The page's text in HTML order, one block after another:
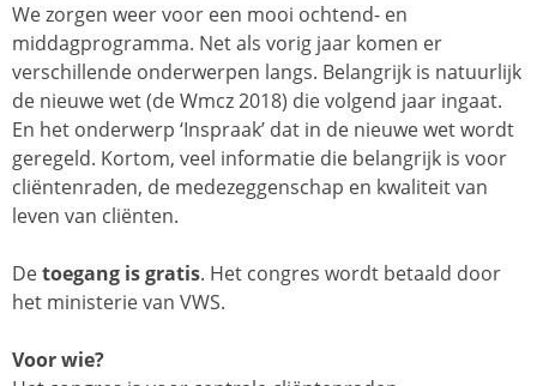
We zorgen weer voor een mooi ochtend- en
middagprogramma. Net als vorig jaar komen er
verschillende onderwerpen langs. Belangrijk is natuurlijk
de nieuwe wet (de Wmcz 2018) die volgend jaar ingaat.
En het onderwerp ‘Inspraak’ dat in de nieuwe wet wordt
geregeld. Kortom, veel informatie die belangrijk is voor
cliëntenraden, de medezeggenschap en kwaliteit van
leven van cliënten.
Detoegang is gratis. Het congres wordt betaald door
het ministerie van VWS.
Voor wie?